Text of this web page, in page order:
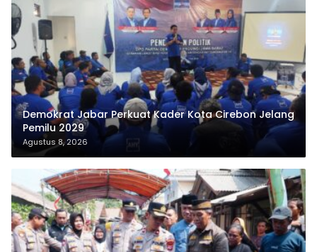
Demokrat Jabar Perkuat Kader Kota Cirebon Jelang
Pemilu 2029
Agustus 8, 2026